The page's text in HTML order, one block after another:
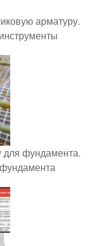
арматуру.
для фундамента.